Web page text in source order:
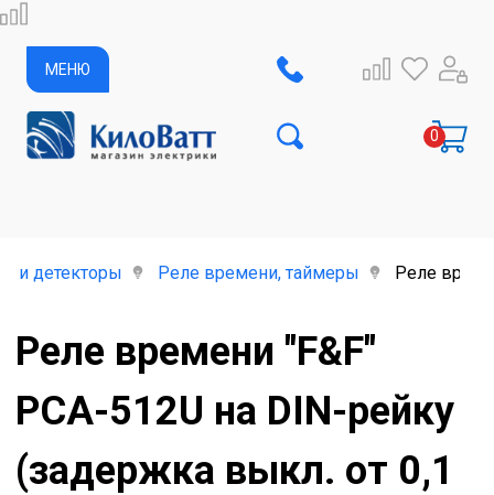
МЕНЮ
и детекторы Реле времени, таймеры Реле
Реле времени "F&F"
PCА-512U на DIN-рейку
(задержка выкл. от 0,1